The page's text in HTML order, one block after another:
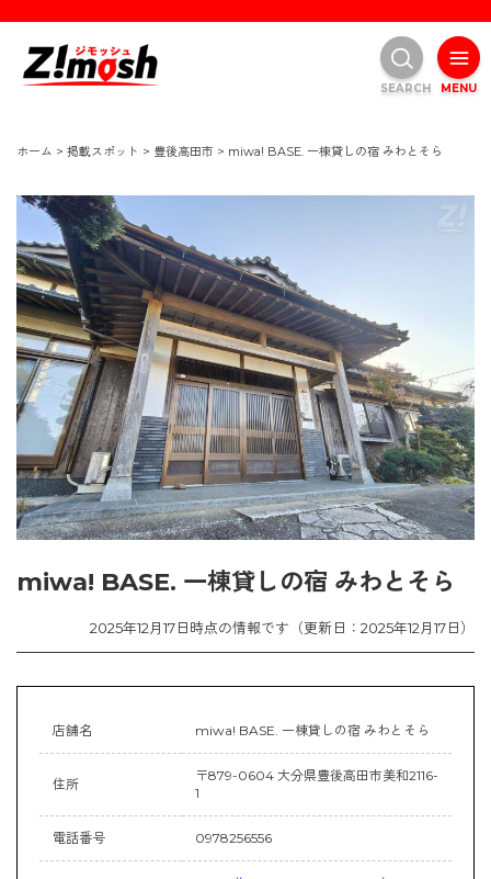
ホーム > 掲載スポット > 豊後高田市 > miwa! BASE. 一棟貸しの宿 みわとそら
miwa! BASE. 一棟貸しの宿 みわとそら
2025年12月17日時点の情報です（更新日：2025年12月17日）
店舗名 miwa! BASE. 一棟貸しの宿 みわとそら
住所
〒879-0604 大分県豊後高田市美和2116-
1
電話番号 0978256556
MENU
SEARCH